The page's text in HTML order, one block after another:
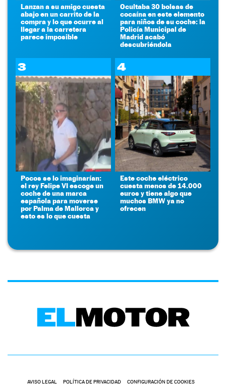
Lanzan a su amigo cuesta
abajo en un carrito de la
compra y lo que ocurre al
llegar a la carretera
parece imposible
Ocultaba 30 bolsas de
cocaína en este elemento
para niños de su coche: la
Policía Municipal de
Madrid acabó
descubriéndola
3
Pocos se lo imaginarían:
el rey Felipe VI escoge un
coche de una marca
española para moverse
por Palma de Mallorca y
esto es lo que cuesta
4
Este coche eléctrico
cuesta menos de 14.000
euros y tiene algo que
muchos BMW ya no
ofrecen
AVISO LEGAL POLÍTICA DE PRIVACIDAD CONFIGURACIÓN DE COOKIES